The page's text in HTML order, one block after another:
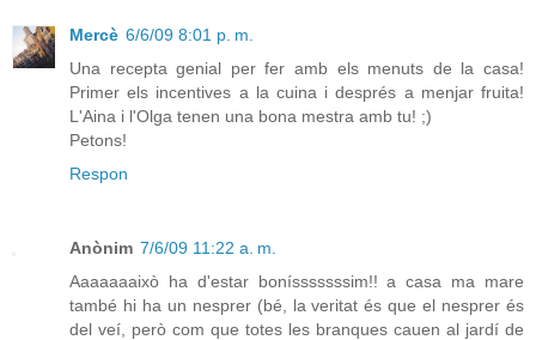
Mercè 6/6/09 8:01 p. m.
Una recepta genial per fer amb els menuts de la casa!
Primer els incentives a la cuina i després a menjar fruita!
L'Aina i l'Olga tenen una bona mestra amb tu! ;)
Petons!
Respon
Anònim 7/6/09 11:22 a. m.
Aaaaaaaixò ha d'estar bonísssssssim!! a casa ma mare
també hi ha un nesprer (bé, la veritat és que el nesprer és
del veí, però com que totes les branques cauen al jardí de